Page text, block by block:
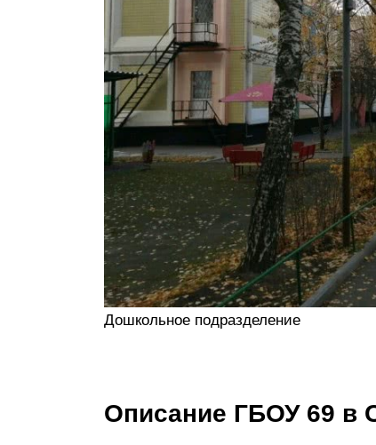
Дошкольное подразделение
Описание ГБОУ 69 в